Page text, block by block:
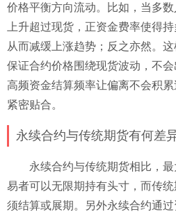
价格平衡方向流动。比如，当多
上升超过现货，正资金费率使得
从而减缓上涨趋势；反之亦然。
保证合约价格围绕现货波动，不
高频资金结算频率让偏离不会积
紧密贴合。
永续合约与传统期货有何差
永续合约与传统期货相比，
易者可以无限期持有头寸，而传
须结算或展期。另外永续合约通